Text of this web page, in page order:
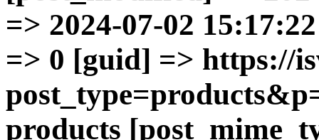
=> 2024-07-02
=> 0 [guid] => https://
products